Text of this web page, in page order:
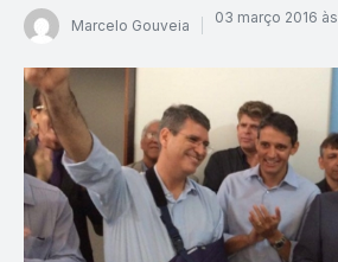
Marcelo Gouveia 03 março 2016 às